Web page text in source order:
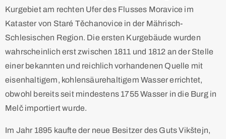
Kurgebiet am rechten Ufer des Flusses Moravice im
Kataster von Staré Těchanovice in der Mährisch-
Schlesischen Region. Die ersten Kurgebäude wurden
wahrscheinlich erst zwischen 1811 und 1812 an der Stelle
einer bekannten und reichlich vorhandenen Quelle mit
eisenhaltigem, kohlensäurehaltigem Wasser errichtet,
obwohl bereits seit mindestens 1755 Wasser in die Burg in
Melč importiert wurde.
Im Jahr 1895 kaufte der neue Besitzer des Guts Vikštejn,